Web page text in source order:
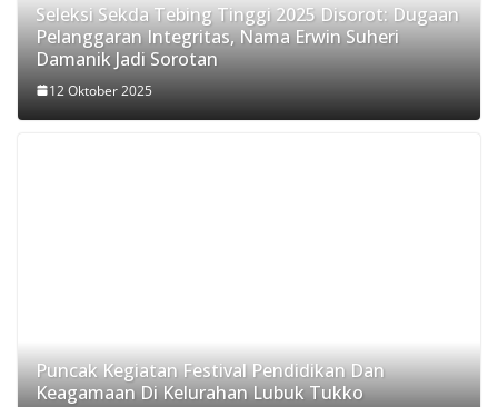
Seleksi Sekda Tebing Tinggi 2025 Disorot: Dugaan
Pelanggaran Integritas, Nama Erwin Suheri
Damanik Jadi Sorotan
12 Oktober 2025
Puncak Kegiatan Festival Pendidikan Dan
Keagamaan Di Kelurahan Lubuk Tukko